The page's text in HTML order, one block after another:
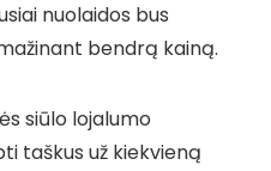
nuolaidos bus
bendrą kainą.
siūlo lojalumo
taškus už kiekvieną